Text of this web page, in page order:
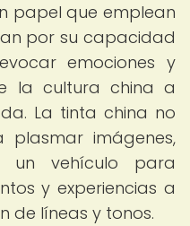
papel que emplean
por su capacidad
emociones y
la cultura china a
La tinta china no
imágenes,
un vehículo para
y experiencias a
de líneas y tonos.